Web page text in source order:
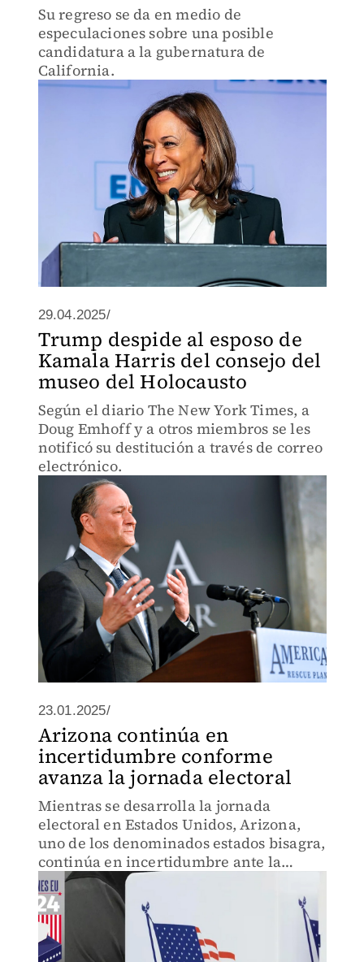
Su regreso se da en medio de
especulaciones sobre una posible
candidatura a la gubernatura de
California.
29.04.2025/
Trump despide al esposo de
Kamala Harris del consejo del
museo del Holocausto
Según el diario The New York Times, a
Doug Emhoff y a otros miembros se les
notificó su destitución a través de correo
electrónico.
23.01.2025/
Arizona continúa en
incertidumbre conforme
avanza la jornada electoral
Mientras se desarrolla la jornada
electoral en Estados Unidos, Arizona,
uno de los denominados estados bisagra,
continúa en incertidumbre ante la
paridad de resultados que reflejan las
encuestas.